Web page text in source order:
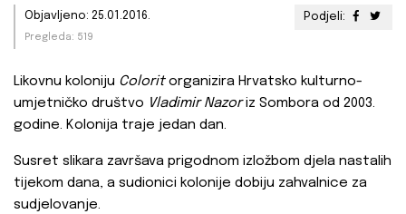
Podjeli:
Objavljeno: 25.01.2016.
Pregleda: 519
Likovnu koloniju Coloritorganizira Hrvatsko kulturno-
umjetničko društvo Vladimir Nazoriz Sombora od 2003.
godine. Kolonija traje jedan dan.
Susret slikara završava prigodnom izložbom djela nastalih
tijekom dana, a sudionici kolonije dobiju zahvalnice za
sudjelovanje.